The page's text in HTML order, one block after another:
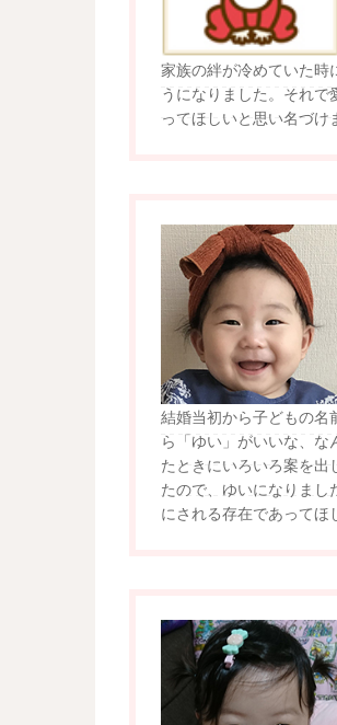
家族の絆が冷めていた時
うになりました。それ
ってほしいと思い名づけ
結婚当初から子どもの名
ら「ゆい」がいいな、
たときにいろいろ案を
たので、ゆいになりま
にされる存在であってほ